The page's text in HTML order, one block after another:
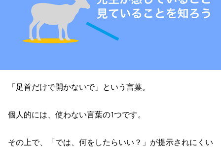
「足首だけで開かないで」という言葉。
個人的には、使わない言葉の1つです。
その上で、「では、何をしたらいい？」が提示されにくい